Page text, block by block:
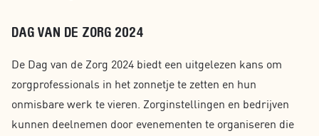
DAG VAN DE ZORG 2024
De Dag van de Zorg 2024 biedt een uitgelezen kans om
zorgprofessionals in het zonnetje te zetten en hun
onmisbare werk te vieren. Zorginstellingen en bedrijven
kunnen deelnemen door evenementen te organiseren die